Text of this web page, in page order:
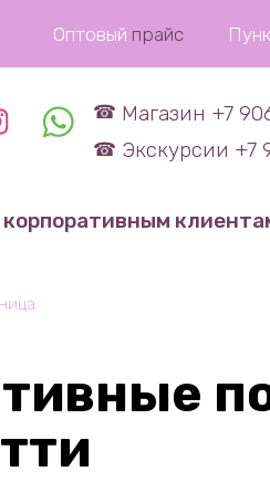
Оптовый прайс
Магазин +7
Экскурсии +7